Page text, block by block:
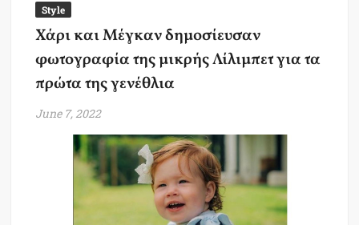
Style
Χάρι και Μέγκαν δημοσίευσαν
φωτογραφία της μικρής Λίλιμπετ για τα
πρώτα της γενέθλια
June 7, 2022